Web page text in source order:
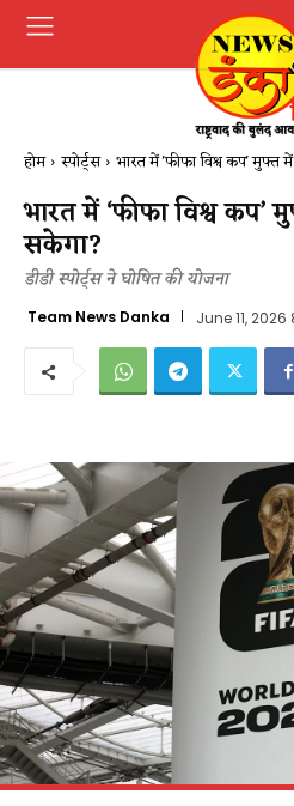
होम स्पोर्ट्स भारत में 'फीफा विश्व कप' मुफ्त
भारत में ‘फीफा विश्व कप’
सकेगा?
डीडी स्पोर्ट्स ने घोषित की योजना
Team News Danka June 11, 2026